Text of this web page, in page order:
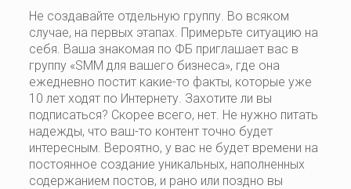
Не создавайте отдельную группу. Во всяком
случае, на первых этапах. Примерьте ситуацию на
себя. Ваша знакомая по ФБ приглашает вас в
группу «SMM для вашего бизнеса», где она
ежедневно постит какие-то факты, которые уже
10 лет ходят по Интернету. Захотите ли вы
подписаться? Скорее всего, нет. Не нужно питать
надежды, что ваш-то контент точно будет
интересным. Вероятно, у вас не будет времени на
постоянное создание уникальных, наполненных
содержанием постов, и рано или поздно вы